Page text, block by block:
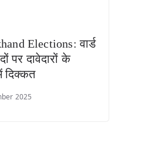
Elections: वार्ड
पर दावेदारों के
दिक्कत
2025